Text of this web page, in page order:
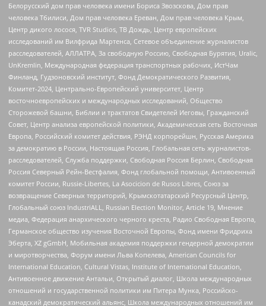
Белорусский дом прав человека имени Бориса Звозскова, Дом прав
человека Тбилиси, Дом прав человека Ереван, Дом прав человека Крым,
Центр дикого лосося, TVR Studios, ТВ Дождь, Центр европейских
исследований им Вилфрида Мартенса, Сетевое объединение журналистов
расследователей, АЛЛАТРА, За свободную Россию, Свободная Бурятия, Uralic,
UnKremlin, Международная федерация транспортных рабочих, ИстЧам
Финланд, Гудзоновский институт, Фонд Демократического Развития,
Комитет-2024, Центрально-Европейский университет, Центр
восточноевропейских и международных исследований, Общество
Сторожевой башни, Библии и трактатов Свидетелей Иеговы, Гражданский
Совет, Центр анализа европейской политики, Академическая сеть Восточная
Европа, Российский комитет действия, РЭНД корпорейшн, Русская Америка
за демократию в России, Настоящая Россия, Глобальная сеть журналистов-
расследователей, Служба поддержки, Свободная Россия Берлин, Свободная
Россия Северный Рейн-Вестфалия, Фонд глобальной помощи, Антивоенный
комитет России, Russie-Libertes, La Asocicion de Rusos Libres, Союз за
возвращение Северных территорий, Крымскотатарский Ресурсный Центр,
Глобальный союз IndustriALL, Russian Election Monitor, Article 19, Мнение
медиа, Федерация анархического черного креста, Радио Свободная Европа,
Германское общество изучения Восточной Европы, Фонд имени Фридриха
Эберта, XZ gGmbH, Мобильная академия поддержки гендерной демократии
и миротворчества, Форум имени Льва Копелева, American Councils for
International Education, Cultural Vistas, Institute of International Education,
Антивоенное движение Антальи, Открытый диалог, Школа международных
отношений и государственной политики им Питера Мунка, Российско-
канадский демократический альянс, Школа международных отношений им